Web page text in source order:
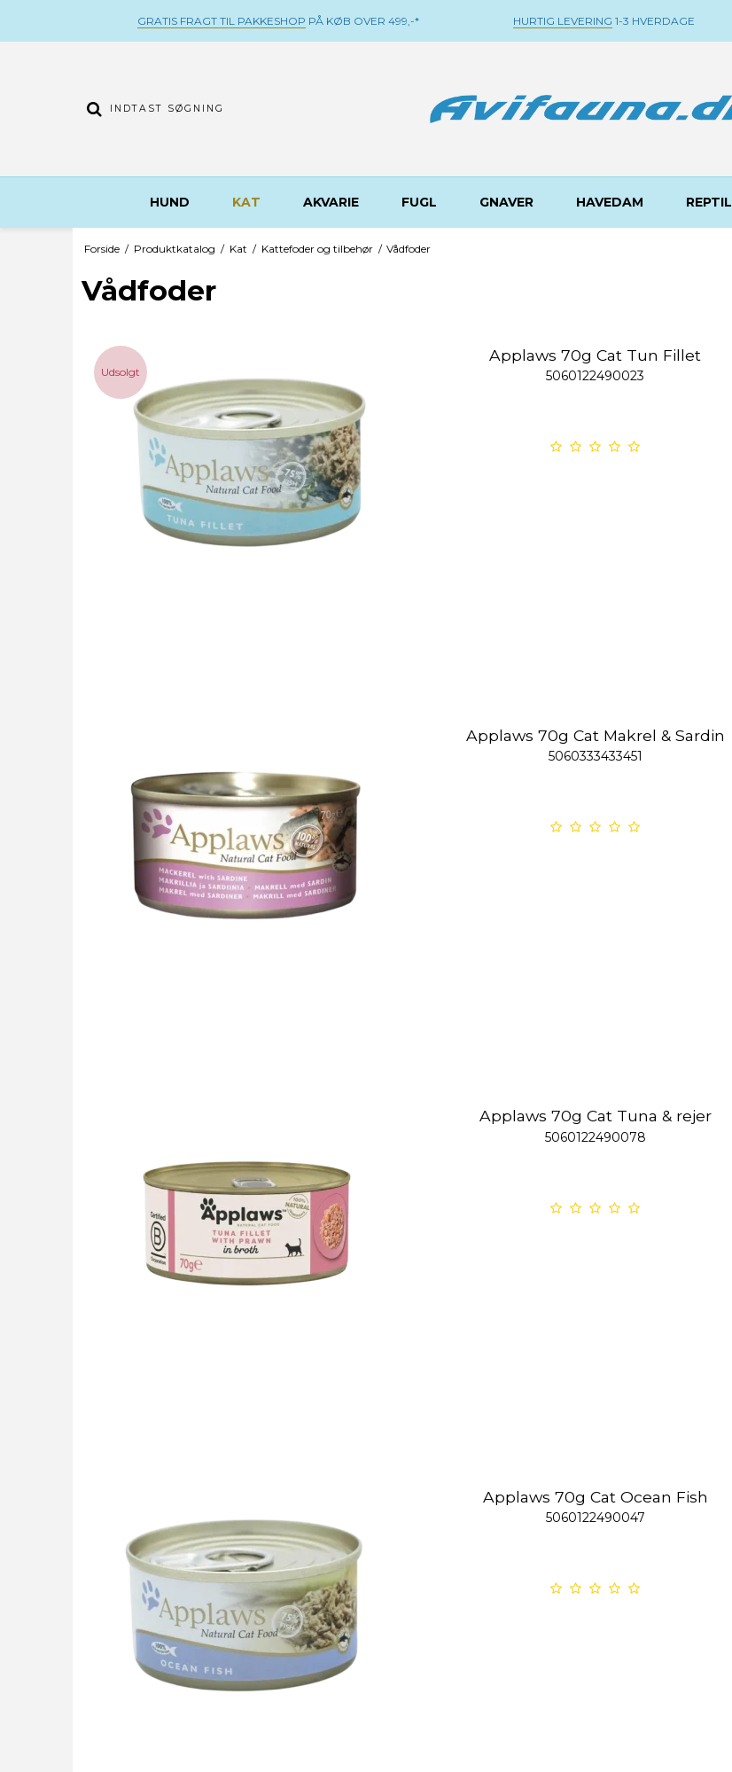
GRATIS FRAGT TIL PAKKESHOP PÅ KØB OVER 499,-* HURTIG LEVERING 1-3 HVERDAGE
HUND KAT AKVARIE FUGL GNAVER HAVEDAM REPTIL
Forside / Produktkatalog / Kat / Kattefoder og tilbehør / Vådfoder
Vådfoder
Udsolgt
Applaws 70g Cat Tun Fillet
5060122490023
Applaws 70g Cat Makrel & Sardin
5060333433451
Applaws 70g Cat Tuna & rejer
5060122490078
Applaws 70g Cat Ocean Fish
5060122490047